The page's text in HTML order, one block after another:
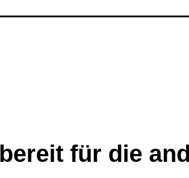
für die